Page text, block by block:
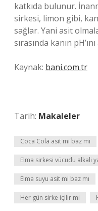
katkıda bulunur.
sirkesi, limon gibi,
sağlar. Yani asit
sırasında kanın
Kaynak: bani.com.tr
Tarih: Makaleler
Coca Cola asit mi baz mı
Elma sirkesi vücudu alkali
Elma suyu asit mi baz mı
Her gün sirke içilir mi